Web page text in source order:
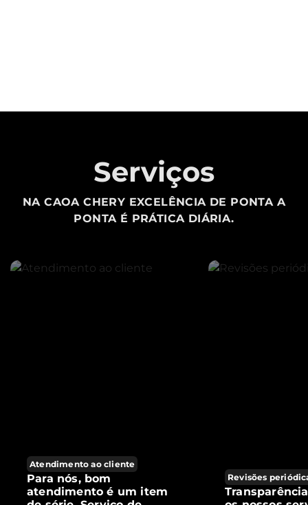
Serviços
NA CAOA CHERY EXCELÊNCIA DE PONTA A
PONTA É PRÁTICA DIÁRIA.
Atendimento ao cliente
Para nós, bom
atendimento é um item
Revisões